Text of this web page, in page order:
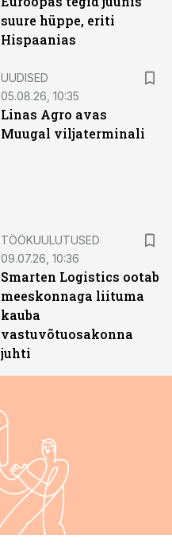
suure hüppe, eriti
Hispaanias
UUDISED
05.08.26, 10:35
Linas Agro avas
Muugal viljaterminali
TÖÖKUULUTUSED
09.07.26, 10:36
Smarten Logistics ootab
meeskonnaga liituma
kauba
vastuvõtuosakonna
juhti